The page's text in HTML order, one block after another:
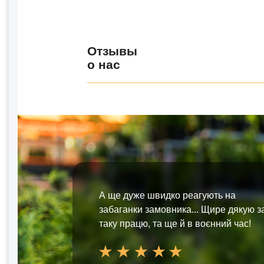
Отзывы
о нас
А ще дуже швидко реагують на
забаганки замовника... Щире дякую
таку працю, та ще й в воєнний час!